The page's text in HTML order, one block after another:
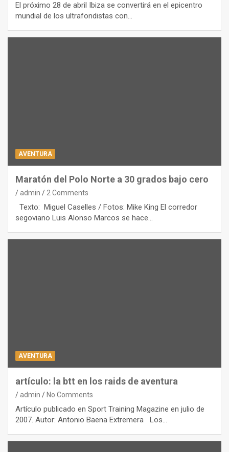
El próximo 28 de abril Ibiza se convertirá en el epicentro
mundial de los ultrafondistas con…
AVENTURA
Maratón del Polo Norte a 30 grados bajo cero
admin 2 Comments
Texto: Miguel Caselles / Fotos: Mike King El corredor
segoviano Luis Alonso Marcos se hace…
AVENTURA
artículo: la btt en los raids de aventura
admin No Comments
Artículo publicado en Sport Training Magazine en julio de
2007. Autor: Antonio Baena Extremera Los…